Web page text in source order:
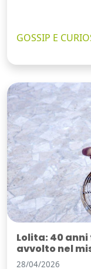
GOSSIP E
Lolita: 40
avvolto nel
28/04/2026